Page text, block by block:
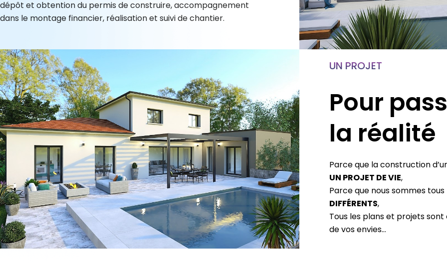
dans le montage financier, réalisation et suivi de chantier.
UN PROJET
Pour
la réalité
Parce que la construction
UN PROJET DE VIE,
Parce que nous sommes tous
DIFFÉRENTS,
Tous les plans et projets
de vos envies…